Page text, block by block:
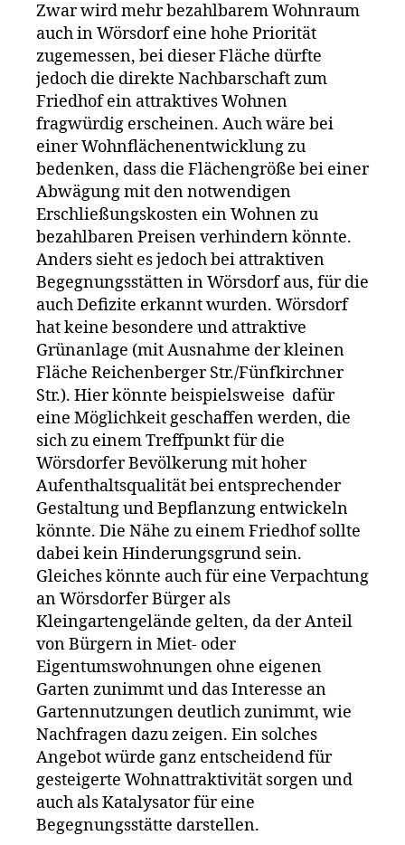
Zwar wird mehr bezahlbarem Wohnraum
auch in Wörsdorf eine hohe Priorität
zugemessen, bei dieser Fläche dürfte
jedoch die direkte Nachbarschaft zum
Friedhof ein attraktives Wohnen
fragwürdig erscheinen. Auch wäre bei
einer Wohnflächenentwicklung zu
bedenken, dass die Flächengröße bei einer
Abwägung mit den notwendigen
Erschließungskosten ein Wohnen zu
bezahlbaren Preisen verhindern könnte.
Anders sieht es jedoch bei attraktiven
Begegnungsstätten in Wörsdorf aus, für die
auch Defizite erkannt wurden. Wörsdorf
hat keine besondere und attraktive
Grünanlage (mit Ausnahme der kleinen
Fläche Reichenberger Str./Fünfkirchner
Str.). Hier könnte beispielsweise dafür
eine Möglichkeit geschaffen werden, die
sich zu einem Treffpunkt für die
Wörsdorfer Bevölkerung mit hoher
Aufenthaltsqualität bei entsprechender
Gestaltung und Bepflanzung entwickeln
könnte. Die Nähe zu einem Friedhof sollte
dabei kein Hinderungsgrund sein.
Gleiches könnte auch für eine Verpachtung
an Wörsdorfer Bürger als
Kleingartengelände gelten, da der Anteil
von Bürgern in Miet- oder
Eigentumswohnungen ohne eigenen
Garten zunimmt und das Interesse an
Gartennutzungen deutlich zunimmt, wie
Nachfragen dazu zeigen. Ein solches
Angebot würde ganz entscheidend für
gesteigerte Wohnattraktivität sorgen und
auch als Katalysator für eine
Begegnungsstätte darstellen.